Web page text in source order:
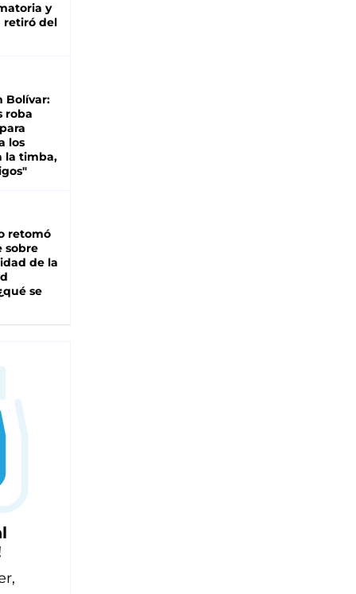
y
retiró del
Bolívar:
roba
los
la timba,
retomó
sobre
de la
se